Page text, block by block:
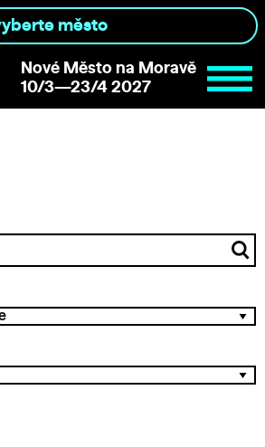
Nové Město na Moravě
10/3—23/4 2027